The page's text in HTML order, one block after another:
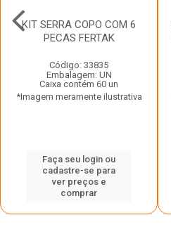
KIT SERRA COPO COM 6
PECAS FERTAK
Código: 33835
Embalagem: UN
Caixa contém 60 un
*Imagem meramente ilustrativa
Faça seu login ou
cadastre-se para
ver preços e
comprar